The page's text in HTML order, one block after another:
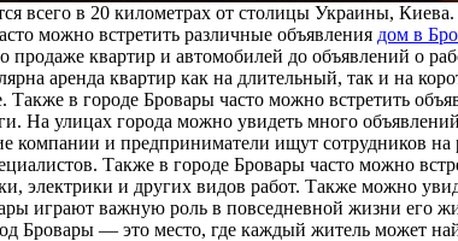
всего в 20 километрах от столицы Украины,
можно встретить различные объявления дом в
квартир и автомобилей до объявлений о
аренда квартир как на длительный, так и на
в городе Бровары часто можно встретить
На улицах города можно увидеть много
компании и предприниматели ищут сотрудников
Также в городе Бровары часто можно
электрики и других видов работ. Также можно
играют важную роль в повседневной жизни его
— это место, где каждый житель может